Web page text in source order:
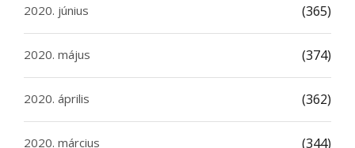
2020. június (365)
2020. május (374)
2020. április (362)
2020. március (344)